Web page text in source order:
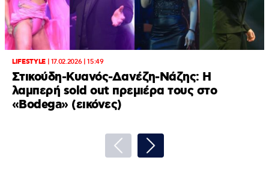
LIFESTYLE| 17.02.2026 | 15:49
Στικούδη-Κυανός-Δανέζη-Νάζης: Η
λαμπερή sold out πρεμιέρα τους στο
«Bodega» (εικόνες)